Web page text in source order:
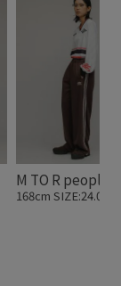
M TO R people
168cm SIZE:24.0